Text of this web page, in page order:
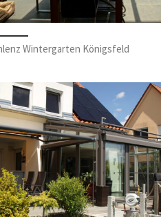
Wintergarten Königsfeld